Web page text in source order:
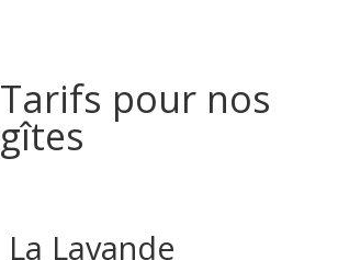
Tarifs pour nos
gîtes
La Lavande